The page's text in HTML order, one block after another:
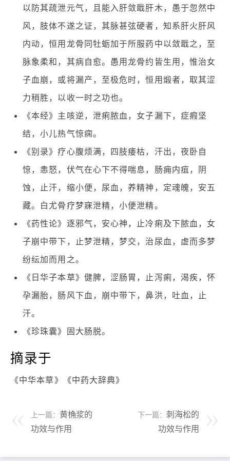
以防其疏泄元气，且能入肝敛戢肝木，愚于忽然中
风，肢体不遂之证，其脉甚弦硬者，知系肝火肝风
内动，恒用龙骨同牡蛎加于所服药中以敛戢之，至
脉象柔和，其病自愈。愚用龙骨约皆生用，惟治女
子血崩，或将漏产，至极危时，恒用煅者，取其涩
力稍胜，以收一时之功也。
《本经》主咳逆，泄痢脓血，女子漏下，症瘕坚
结，小儿热气惊痫。
《别录》疗心腹烦满，四肢痿枯，汗出，夜卧自
惊，恚怒，伏气在心下不得喘息，肠痈内疽，阴
蚀，止汗，缩小便，尿血，养精神，定魂魄，安五
藏。白尤骨疗梦寐泄精，小便泄精。
《药性论》逐邪气，安心神，止冷痢及下脓血，女
子崩中带下，止梦泄精，梦交，治尿血，虚而多梦
纷纭加而用之。
《日华子本草》健脾，涩肠胃，止泻痢，渴疾，怀
孕漏胎，肠风下血，崩中带下，鼻洪，吐血，止
汗。
《珍珠囊》固大肠脱。
摘录于
《中华本草》《中药大辞典》
上一篇： 黄桷浆的
功效与作用
下一篇： 刺海松的
功效与作用